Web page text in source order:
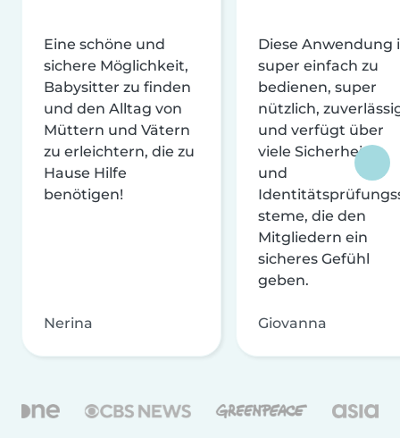
Eine schöne und
sichere Möglichkeit,
Babysitter zu finden
und den Alltag von
Müttern und Vätern
zu erleichtern, die zu
Hause Hilfe
benötigen!
Nerina
Diese Anwendung
super einfach zu
bedienen, super
nützlich,
und verfügt über
viele Sicherheits-
und
steme, die den
Mitgliedern ein
sicheres Gefühl
geben.
Giovanna